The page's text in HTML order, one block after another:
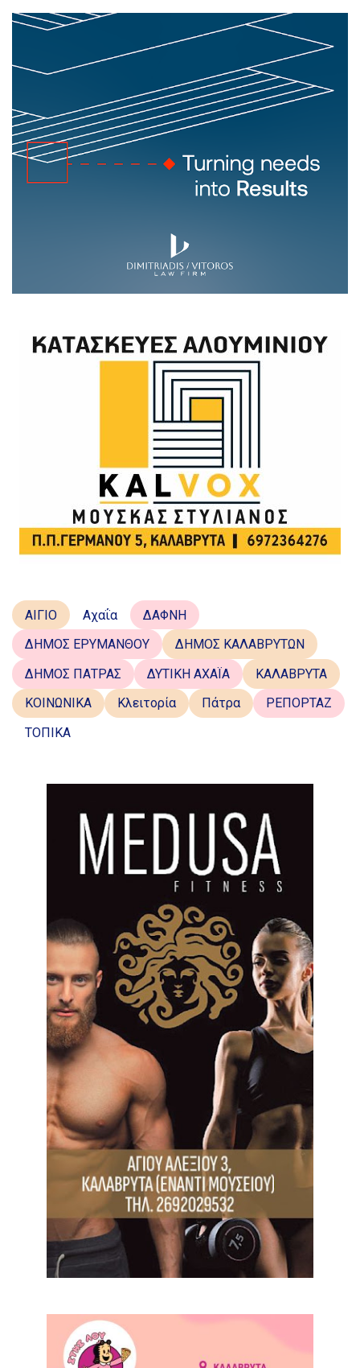
ΑΙΓΙΟ Αχαΐα
ΔΑΦΝΗ
ΔΗΜΟΣ ΕΡΥΜΑΝΘΟΥ
ΔΗΜΟΣ ΚΑΛΑΒΡΥΤΩΝ
ΔΗΜΟΣ ΠΑΤΡΑΣ
ΔΥΤΙΚΗ ΑΧΑΪΑ
ΚΑΛΑΒΡΥΤΑ
ΚΟΙΝΩΝΙΚΑ
Κλειτορία Πάτρα
ΡΕΠΟΡΤΑΖ
ΤΟΠΙΚΑ